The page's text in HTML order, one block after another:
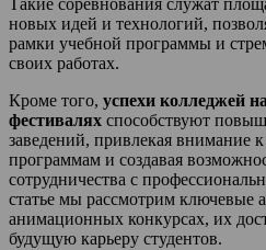
Такие соревнования служат
новых идей и технологий,
рамки учебной программы и
своих работах.
Кроме того, успехи колледжей
фестивалях способствуют
заведений, привлекая внимание
программам и создавая
сотрудничества с
статье мы рассмотрим ключевые
анимационных конкурсах, их
будущую карьеру студентов.